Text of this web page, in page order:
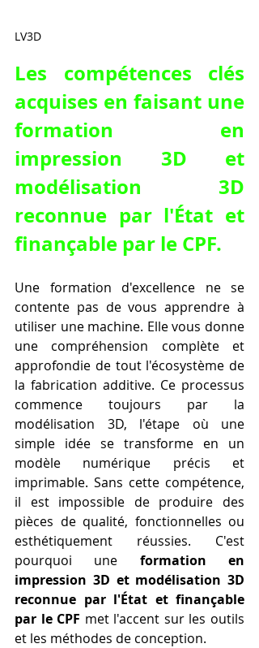
LV3D
Les compétences clés
acquises en faisant une
formation en
impression 3D et
modélisation 3D
reconnue par l'État et
finançable par le CPF.
Une formation d'excellence ne se
contente pas de vous apprendre à
utiliser une machine. Elle vous donne
une compréhension complète et
approfondie de tout l'écosystème de
la fabrication additive. Ce processus
commence toujours par la
modélisation 3D, l'étape où une
simple idée se transforme en un
modèle numérique précis et
imprimable. Sans cette compétence,
il est impossible de produire des
pièces de qualité, fonctionnelles ou
esthétiquement réussies. C'est
pourquoi une formation en
impression 3D et modélisation 3D
reconnue par l'État et finançable
par le CPF met l'accent sur les outils
et les méthodes de conception.